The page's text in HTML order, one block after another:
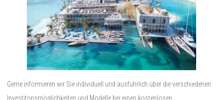
Gerne informieren wir Sie individuell und ausführlich über die verschiedenen
Investitonsmöglichkeiten und Modelle bei einen kostenlosen